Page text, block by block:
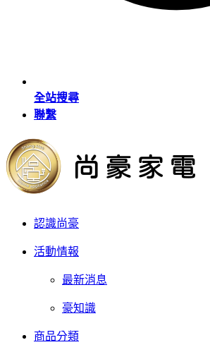
全站搜尋
聯繫
認識尚豪
活動情報
最新消息
豪知識
商品分類